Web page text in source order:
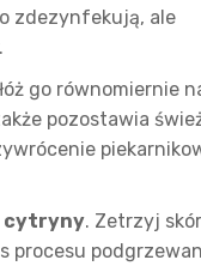
zdezynfekują, ale
go równomiernie
pozostawia
cytryny. Zetrzyj
procesu